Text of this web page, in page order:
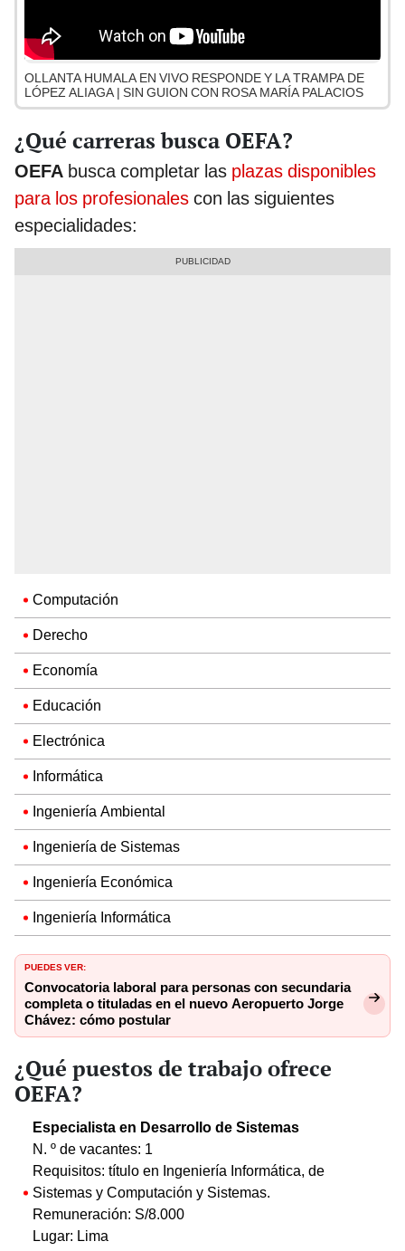
OLLANTA HUMALA EN VIVO RESPONDE Y LA TRAMPA DE
LÓPEZ ALIAGA | SIN GUION CON ROSA MARÍA PALACIOS
¿Qué carreras busca OEFA?
OEFA busca completar las plazas disponibles
para los profesionales con las siguientes
especialidades:
Computación
Derecho
Economía
Educación
Electrónica
Informática
Ingeniería Ambiental
Ingeniería de Sistemas
Ingeniería Económica
Ingeniería Informática
PUEDES VER:
Convocatoria laboral para personas con secundaria
completa o tituladas en el nuevo Aeropuerto Jorge
Chávez: cómo postular
¿Qué puestos de trabajo ofrece
OEFA?
Especialista en Desarrollo de Sistemas
N. º de vacantes: 1
Requisitos: título en Ingeniería Informática, de
Sistemas y Computación y Sistemas.
Remuneración: S/8.000
Lugar: Lima